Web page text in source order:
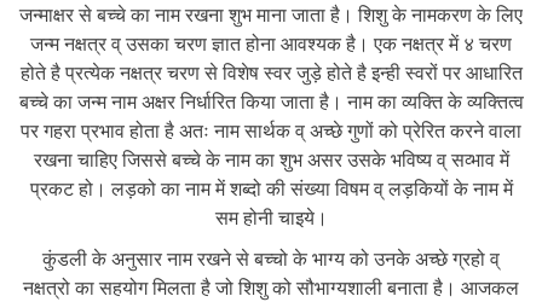
जन्माक्षर से बच्चे का नाम रखना शुभ माना जाता है। शिशु के नामकरण के लिए
जन्म नक्षत्र व् उसका चरण ज्ञात होना आवश्यक है। एक नक्षत्र में ४ चरण
होते है प्रत्येक नक्षत्र चरण से विशेष स्वर जुड़े होते है इन्ही स्वरों पर आधारित
बच्चे का जन्म नाम अक्षर निर्धारित किया जाता है। नाम का व्यक्ति के व्यक्तित्व
पर गहरा प्रभाव होता है अतः नाम सार्थक व् अच्छे गुणों को प्रेरित करने वाला
रखना चाहिए जिससे बच्चे के नाम का शुभ असर उसके भविष्य व् सव्भाव में
प्रकट हो। लड़को का नाम में शब्दो की संख्या विषम व् लड़कियों के नाम में
सम होनी चाइये।
कुंडली के अनुसार नाम रखने से बच्चो के भाग्य को उनके अच्छे ग्रहो व्
नक्षत्रो का सहयोग मिलता है जो शिशु को सौभाग्यशाली बनाता है। आजकल